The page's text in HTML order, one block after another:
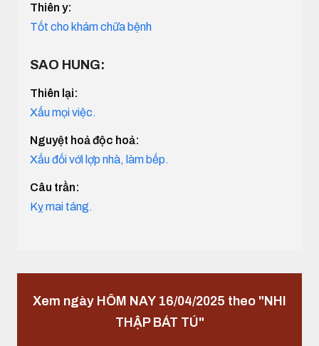
Thiên y:
Tốt cho khám chữa bệnh
SAO HUNG:
Thiên lại:
Xấu mọi việc.
Nguyệt hoả độc hoả:
Xấu đối với lợp nhà, làm bếp.
Câu trần:
Kỵ mai táng.
Xem ngày HÔM NAY 16/04/2025 theo "NHI
THẬP BÁT TÚ"